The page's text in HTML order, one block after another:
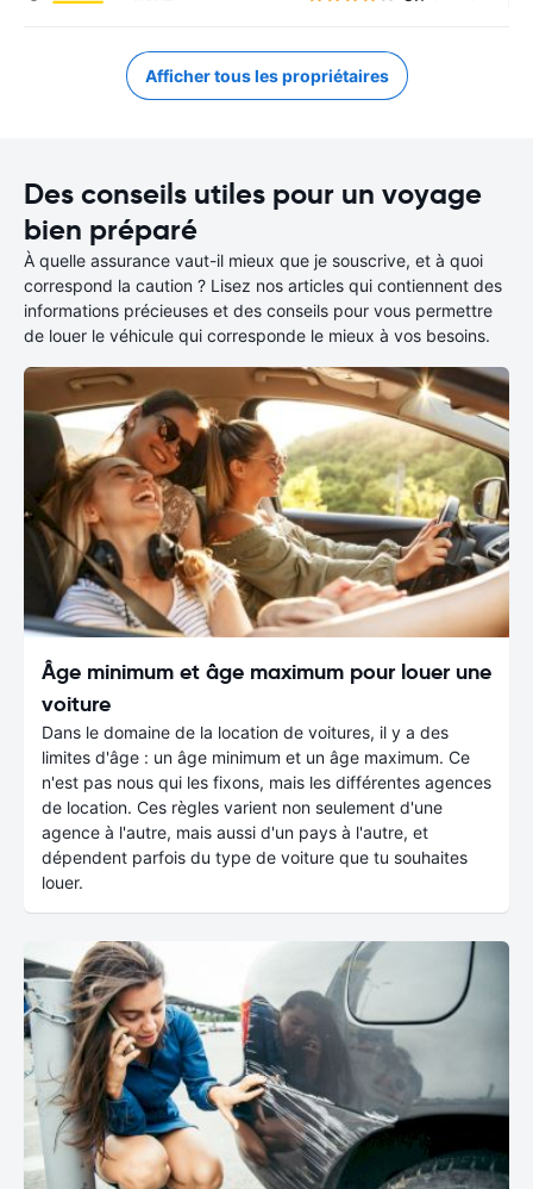
Afficher tous les propriétaires
Des conseils utiles pour un voyage
bien préparé
À quelle assurance vaut-il mieux que je souscrive, et à quoi
correspond la caution ? Lisez nos articles qui contiennent des
informations précieuses et des conseils pour vous permettre
de louer le véhicule qui corresponde le mieux à vos besoins.
Âge minimum et âge maximum pour louer une
voiture
Dans le domaine de la location de voitures, il y a des
limites d'âge : un âge minimum et un âge maximum. Ce
n'est pas nous qui les fixons, mais les différentes agences
de location. Ces règles varient non seulement d'une
agence à l'autre, mais aussi d'un pays à l'autre, et
dépendent parfois du type de voiture que tu souhaites
louer.